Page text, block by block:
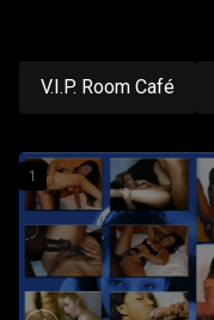
V.I.P. Room Café
1